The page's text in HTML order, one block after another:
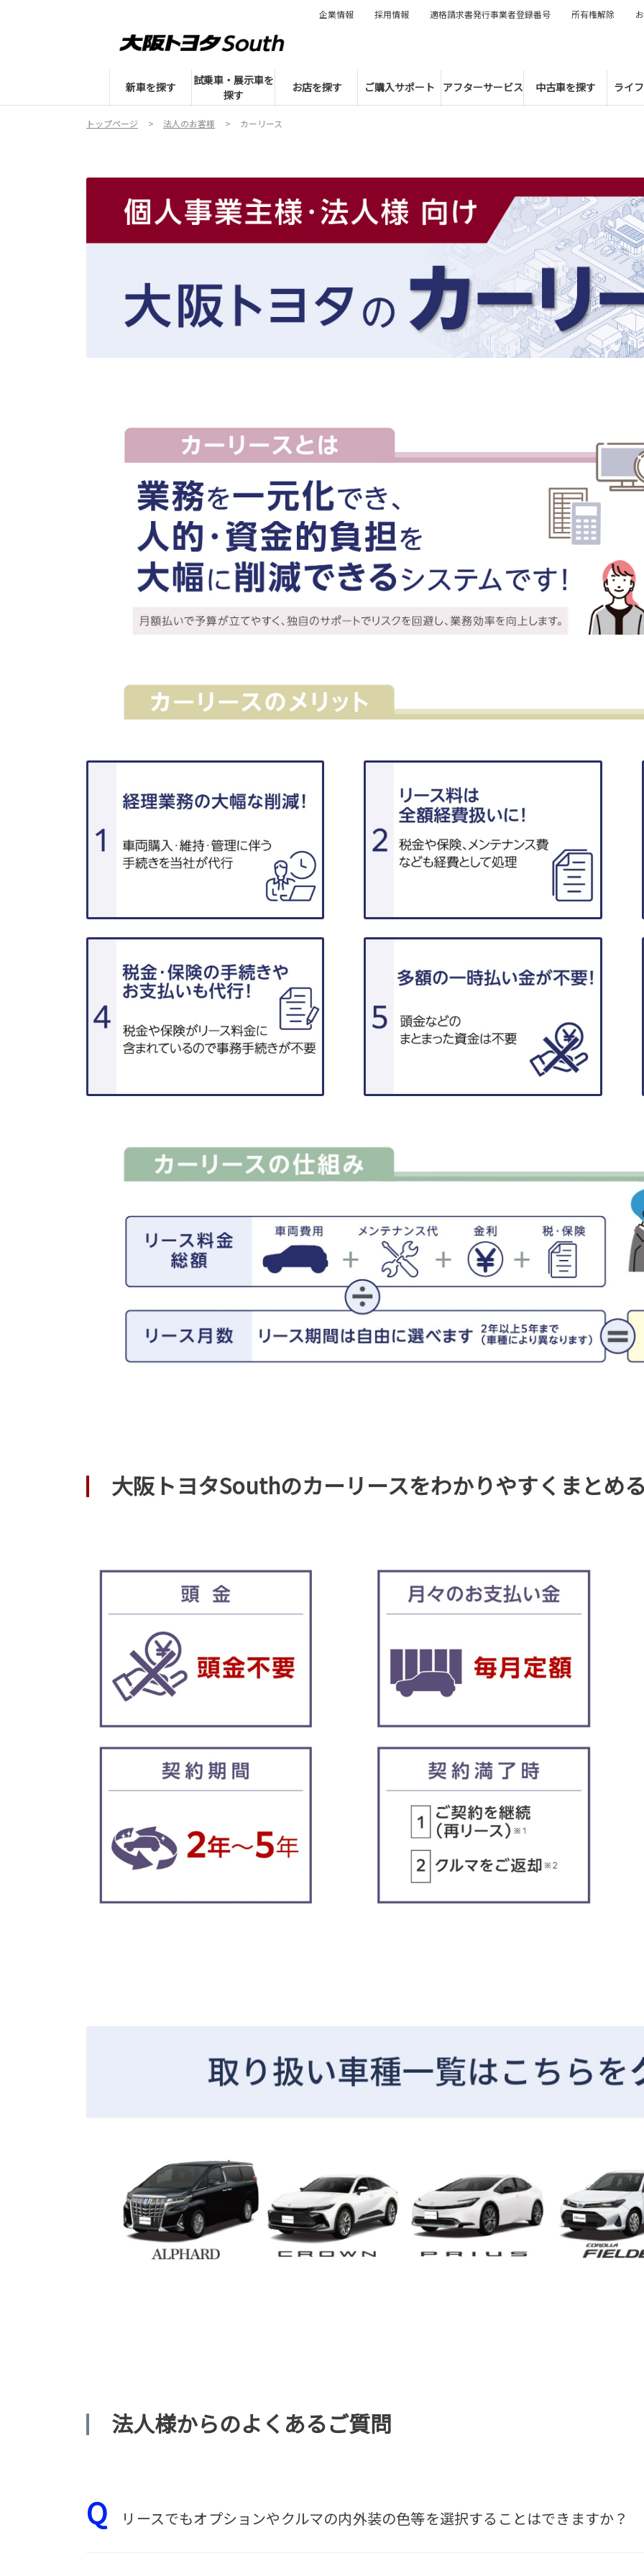
新車を探す
試乗車・展示車を
探す
お店を探す ご購入サポート アフターサービス 中古車を探す ライ
企業情報 採用情報 適格請求書発行事業者登録番号 所有権解除
トップページ 法人のお客様 カーリース
大阪トヨタSouthのカーリースをわかりやすくまとめ
法人様からのよくあるご質問
Q リースでもオプションやクルマの内外装の色等を選択することはできますか？